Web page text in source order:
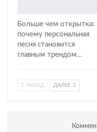
Больше чем открытка:
почему персональная
песня становится
главным трендом…
НАЗАД ДАЛЕЕ